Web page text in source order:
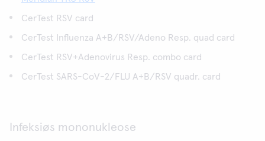
CerTest RSV card
CerTest Influenza A+B/RSV/Adeno Resp. quad card
CerTest RSV+Adenovirus Resp. combo card
CerTest SARS-CoV-2/FLU A+B/RSV quadr. card
Infeksiøs mononukleose